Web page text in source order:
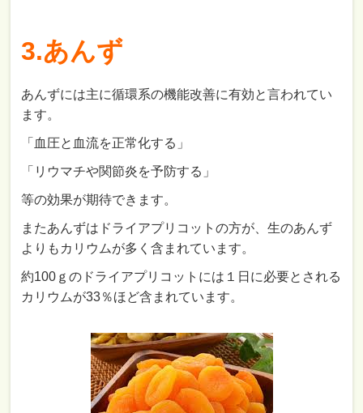
3.あんず
あんずには主に循環系の機能改善に有効と言われてい
ます。
「血圧と血流を正常化する」
「リウマチや関節炎を予防する」
等の効果が期待できます。
またあんずはドライアプリコットの方が、生のあんず
よりもカリウムが多く含まれています。
約100ｇのドライアプリコットには１日に必要とされる
カリウムが33％ほど含まれています。